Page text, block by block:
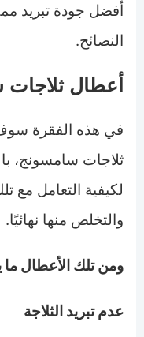
أفضل جودة تبريد
النصائح.
أعطال
في هذه الفقرة
ثلاجات سامسونج،
لكيفية التعامل
والتخلص منها نهائيًا.
ومن تلك الأعطال ما
عدم تبريد الثلاجة